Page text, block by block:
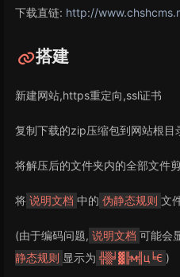
下载直链: http://
搭建
新建网站,https重定向,ssl证书
复制下载的zip压缩包到网站根目
将解压后的文件夹内的全部文件
将 说明文档 中的 伪静态规则 文
(由于编码问题, 说明文档 可能会
静态规则 显示为 ╬▒╛▓╠м╣ц╘Є )